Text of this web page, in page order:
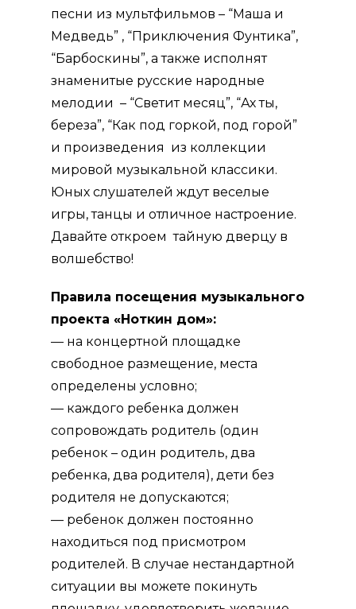
песни из мультфильмов – “Маша и
Медведь” , “Приключения Фунтика”,
“Барбоскины”, а также исполнят
знаменитые русские народные
мелодии – “Светит месяц”, “Ах ты,
береза”, “Как под горкой, под горой”
и произведения из коллекции
мировой музыкальной классики.
Юных слушателей ждут веселые
игры, танцы и отличное настроение.
Давайте откроем тайную дверцу в
волшебство!
Правила посещения музыкального
проекта «Ноткин дом»:
— на концертной площадке
свободное размещение, места
определены условно;
— каждого ребенка должен
сопровождать родитель (один
ребенок – один родитель, два
ребенка, два родителя), дети без
родителя не допускаются;
— ребенок должен постоянно
находиться под присмотром
родителей. В случае нестандартной
ситуации вы можете покинуть